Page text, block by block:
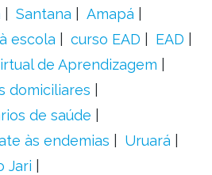
Santana
Amapá
escola curso EAD
EAD
de Aprendizagem
domiciliares
de saúde
às endemias
Uruará
Jari